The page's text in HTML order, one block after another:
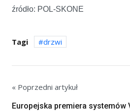
źródło: POL-SKONE
Tagi drzwi
« Poprzedni artykuł
Europejska premiera systemów